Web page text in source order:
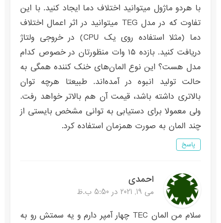
با هردو ماژول میتوانید اختلاف دما ایجاد کنید. با این
تفاوت که در مدل TEG میتوانید در اثر اعمال اختلاف
دما (مثلا استفاده روی یک CPU) در خروجی ولتاژ
دریافت کنید. بازده ۱۵ وات منظورتان در خصوص کدام
مدل هست؟ این نوع المان‌های خنک کننده همگی به
حالت تولید انبوه در آمده‌اند. طبیعتا هرچه توان
بالاتری داشته باشد، قیمت آن هم بالاتر خواهد رفت.
ولی معمولا برای دستیابی به توانی مشخص بایستی از
چند المان به صورت همزمان استفاده کرد.
پاسخ
احمدی
می 19, 2021 در 5:50 ب.ظ
سلام من المان TEC چهار آمپر دارم و یه سمتش رو به